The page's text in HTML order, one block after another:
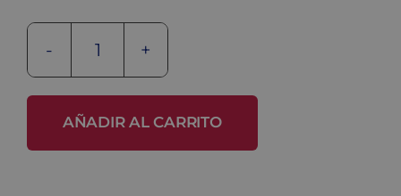
Taquilla
soldada
AÑADIR AL CARRITO